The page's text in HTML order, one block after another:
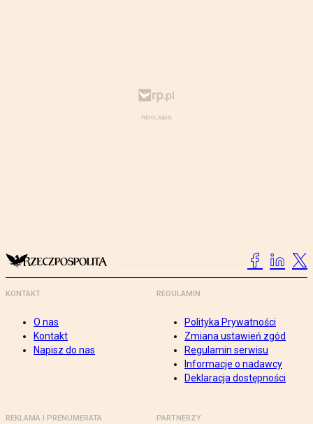
KONTAKT
O nas
Kontakt
Napisz do nas
REGULAMIN
Polityka Prywatności
Zmiana ustawień zgód
Regulamin serwisu
Informacje o nadawcy
Deklaracja dostępności
REKLAMA I PRENUMERATA PARTNERZY